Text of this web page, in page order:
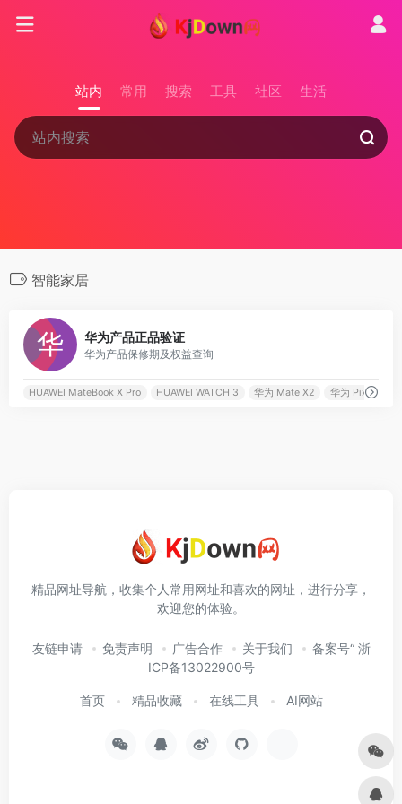
站内 常用 搜索 工具 社区 生活
智能家居
华为产品正品验证
华为产品保修期及权益查询
HUAWEI MateBook X Pro HUAWEI WATCH 3 华为 Mate X2 华为 PixLab X1
精品网址导航，收集个人常用网址和喜欢的网址，进行分享，
欢迎您的体验。
友链申请 免责声明 广告合作 关于我们
备案号“ 浙
ICP备13022900号
首页 精品收藏 在线工具 AI网站